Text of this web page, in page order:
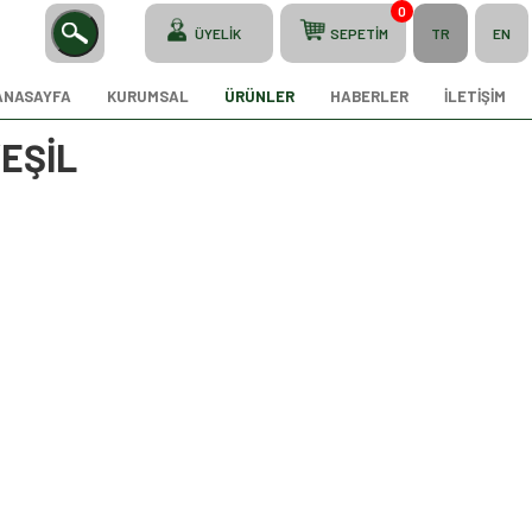
EN
TR
0
SEPETİM
ÜYELİK
İLETİŞİM
HABERLER
ÜRÜNLER
KURUMSAL